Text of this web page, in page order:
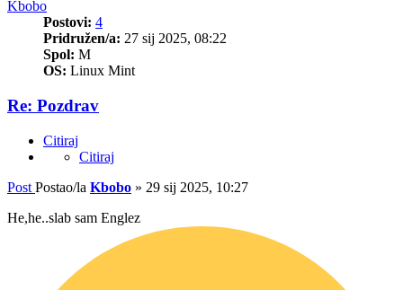
Kbobo
Postovi: 4
Pridružen/a: 27 sij 2025, 08:22
Spol: M
OS: Linux Mint
Re: Pozdrav
Citiraj
Citiraj
Post Postao/la Kbobo » 29 sij 2025, 10:27
He,he..slab sam Englez